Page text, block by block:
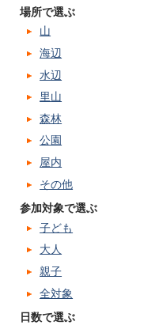
場所で選ぶ
山
海辺
水辺
里山
森林
公園
屋内
その他
参加対象で選ぶ
子ども
大人
親子
全対象
日数で選ぶ